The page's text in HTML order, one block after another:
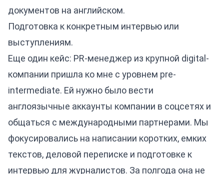
документов на английском.
Подготовка к конкретным интервью или
выступлениям.
Еще один кейс: PR-менеджер из крупной digital-
компании пришла ко мне с уровнем pre-
intermediate. Ей нужно было вести
англоязычные аккаунты компании в соцсетях и
общаться с международными партнерами. Мы
фокусировались на написании коротких, емких
текстов, деловой переписке и подготовке к
интервью для журналистов. За полгода она не